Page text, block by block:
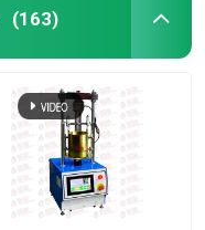
(163)